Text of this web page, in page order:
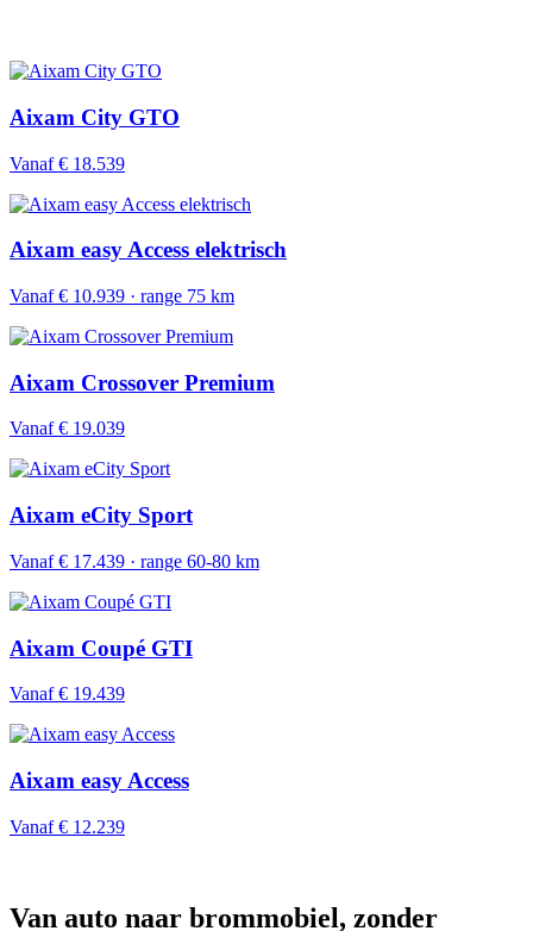
Aixam City GTO
Vanaf € 18.539
Aixam easy Access elektrisch
Vanaf € 10.939 · range 75 km
Aixam Crossover Premium
Vanaf € 19.039
Aixam eCity Sport
Vanaf € 17.439 · range 60-80 km
Aixam Coupé GTI
Vanaf € 19.439
Aixam easy Access
Vanaf € 12.239
Van auto naar brommobiel, zonder